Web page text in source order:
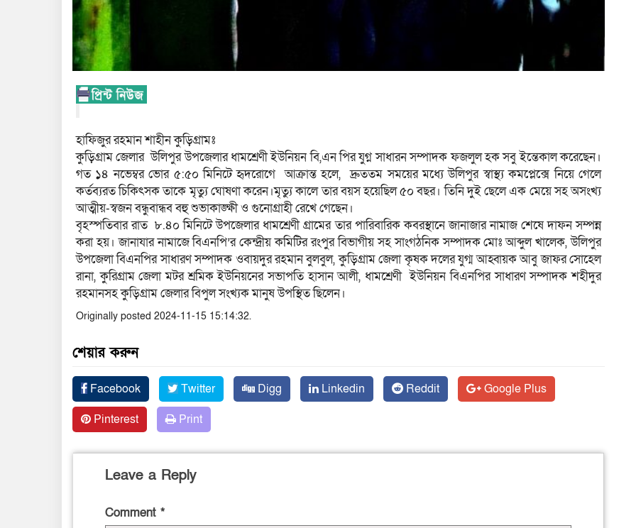
হাফিজুর রহমান শাহীন কুড়িগ্রামঃ
কুড়িগ্রাম জেলার উলিপুর উপজেলার ধামশ্রেণী ইউনিয়ন বি,এন পির যুগ্ন সাধারন সম্পাদক ফজলুল হক সবু ইন্তেকাল করেছেন।
গত ১৪ নভেম্বর ভোর ৫:৫০ মিনিটে হৃদরোগে আক্রান্ত হলে, দ্রুততম সময়ের মধ্যে উলিপুর স্বাস্থ্য কমপ্লেক্সে নিয়ে গেলে
কর্তব্যরত চিকিৎসক তাকে মৃত্যু ঘোষণা করেন।মৃত্যু কালে তার বয়স হয়েছিল ৫০ বছর। তিনি দুই ছেলে এক মেয়ে সহ অসংখ্য
আত্মীয়-স্বজন বন্ধুবান্ধব বহু শুভাকাঙ্ক্ষী ও গুনোগ্রাহী রেখে গেছেন।
বৃহস্পতিবার রাত ৮.৪০ মিনিটে উপজেলার ধামশ্রেণী গ্রামের তার পারিবারিক কবরস্থানে জানাজার নামাজ শেষে দাফন সম্পন্ন
করা হয়। জানাযার নামাজে বিএনপি’র কেন্দ্রীয় কমিটির রংপুর বিভাগীয় সহ সাংগঠনিক সম্পাদক মোঃ আব্দুল খালেক, উলিপুর
উপজেলা বিএনপির সাধারণ সম্পাদক ওবায়দুর রহমান বুলবুল, কুড়িগ্রাম জেলা কৃষক দলের যুগ্ম আহ্বায়ক আবু জাফর সোহেল
রানা, কুরিগ্রাম জেলা মটর শ্রমিক ইউনিয়নের সভাপতি হাসান আলী, ধামশ্রেণী ইউনিয়ন বিএনপির সাধারণ সম্পাদক শহীদুর
রহমানসহ কুড়িগ্রাম জেলার বিপুল সংখ্যক মানুষ উপস্থিত ছিলেন।
Originally posted 2024-11-15 15:14:32.
শেয়ার করুন
Facebook Twitter Digg Linkedin Reddit
Google Plus
Pinterest
Print
Leave a Reply
Comment *